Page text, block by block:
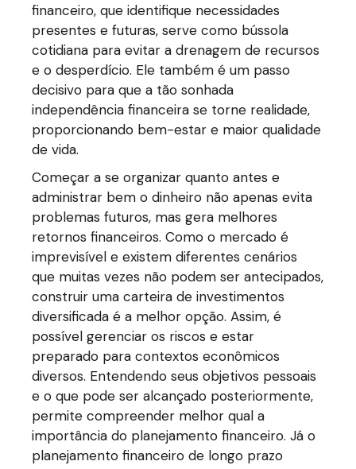
financeiro, que identifique necessidades
presentes e futuras, serve como bússola
cotidiana para evitar a drenagem de recursos
e o desperdício. Ele também é um passo
decisivo para que a tão sonhada
independência financeira se torne realidade,
proporcionando bem-estar e maior qualidade
de vida.
Começar a se organizar quanto antes e
administrar bem o dinheiro não apenas evita
problemas futuros, mas gera melhores
retornos financeiros. Como o mercado é
imprevisível e existem diferentes cenários
que muitas vezes não podem ser antecipados,
construir uma carteira de investimentos
diversificada é a melhor opção. Assim, é
possível gerenciar os riscos e estar
preparado para contextos econômicos
diversos. Entendendo seus objetivos pessoais
e o que pode ser alcançado posteriormente,
permite compreender melhor qual a
importância do planejamento financeiro. Já o
planejamento financeiro de longo prazo